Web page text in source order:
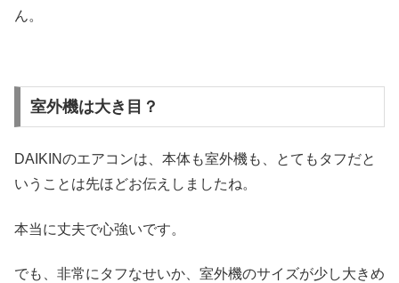
ん。
室外機は大き目？
DAIKINのエアコンは、本体も室外機も、とてもタフだと
いうことは先ほどお伝えしましたね。
本当に丈夫で心強いです。
でも、非常にタフなせいか、室外機のサイズが少し大きめ